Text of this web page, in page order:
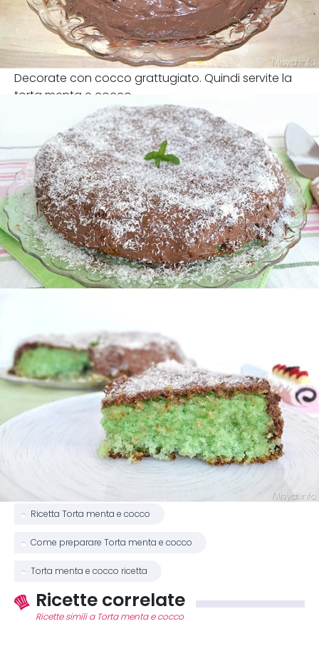
Decorate con cocco grattugiato. Quindi servite la
torta menta e cocco.
Ricetta Torta menta e cocco
Come preparare Torta menta e cocco
Torta menta e cocco ricetta
Ricette correlate
Ricette simili a Torta menta e cocco